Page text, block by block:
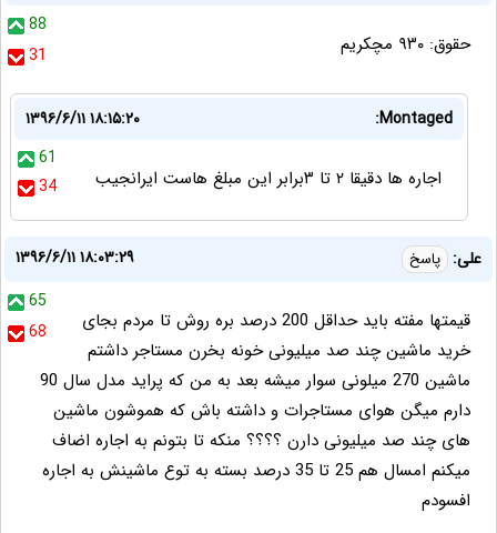
88
31
حقوق: ٩٣٠ مچكريم
Montaged:
۱۳۹۶/۶/۱۱ ۱۸:۱۵:۲۰
61
34
اجاره ها دقیقا ۲ تا ۳برابر این مبلغ هاست ایرانجیب
علی: پاسخ
۱۳۹۶/۶/۱۱ ۱۸:۰۳:۲۹
65
68
قیمتها مفته باید حداقل 200 درصد بره روش تا مردم بجای
خرید ماشین چند صد میلیونی خونه بخرن مستاجر داشتم
ماشین 270 میلونی سوار میشه بعد به من که پراید مدل سال 90
دارم میگن هوای مستاجرات و داشته باش که هموشون ماشین
های چند صد میلیونی دارن ؟؟؟؟ منکه تا بتونم به اجاره اضاف
میکنم امسال هم 25 تا 35 درصد بسته به توع ماشینش به اجاره
افسودم